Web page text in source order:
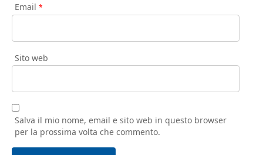
Email *
Sito web
Salva il mio nome, email e sito web in questo browser
per la prossima volta che commento.